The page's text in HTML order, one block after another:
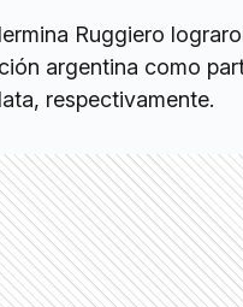
Ruggiero
argentina como
respectivamente.